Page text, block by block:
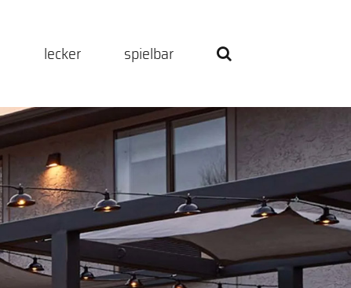
lecker spielbar